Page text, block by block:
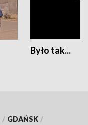
Było tak...
/ GDAŃSK /